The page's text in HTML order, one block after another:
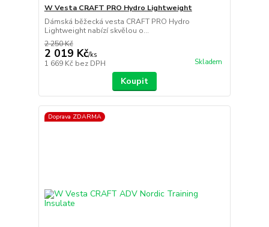
W Vesta CRAFT PRO Hydro Lightweight
Dámská běžecká vesta CRAFT PRO Hydro
Lightweight nabízí skvělou o...
2 250 Kč
2 019 Kč/ks
1 669 Kč bez DPH Skladem
Koupit
Doprava ZDARMA